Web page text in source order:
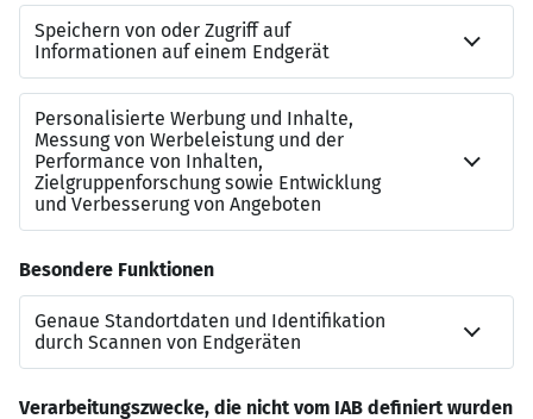
verm&ouml;genswirksame Leistungen und
betriebliche Altersvorsorge
Weiterbildungsm&ouml;glichkeiten
ein sympathisches Team in einem dynamischen
Umfeld mit flachen Hierarchien
Interessiert?
E-Mail:
www.knecht.de